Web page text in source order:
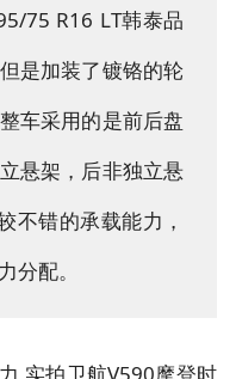
75 R16 LT韩泰品
是加装了镀铬的轮
车采用的是前后盘
悬架，后非独立悬
不错的承载能力，
分配。